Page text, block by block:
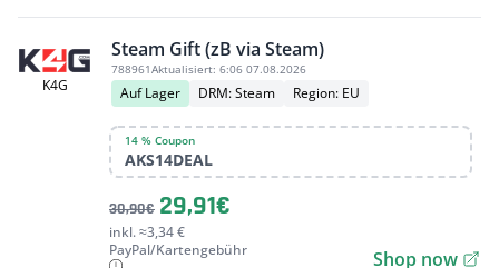
K4G
Steam Gift (zB via Steam)
788961Aktualisiert: 6:06 07.08.2026
Auf Lager DRM: Steam Region: EU
14 % Coupon
AKS14DEAL
30,90€ 29,91€
inkl. ≈3,34 €
PayPal/Kartengebühr
Shop now